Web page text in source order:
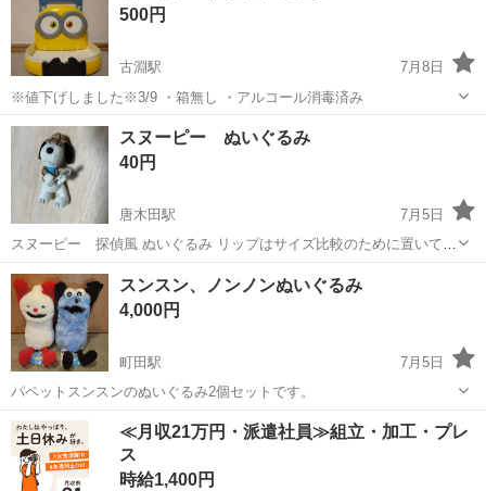
500円
古淵駅
7月8日
※値下げしました※3/9 ・箱無し ・アルコール消毒済み
東京 町田市 古淵駅 おもちゃ
スヌーピー ぬいぐるみ
40円
唐木田駅
7月5日
スヌーピー 探偵風 ぬいぐるみ リップはサイズ比較のために置いてま
すので、つきません。 ポスト投函での発送です。緩衝材なしです。 #
ぬいぐるみ #キーホルダー #ピーナッツ #人形 #スヌーピー #探
偵 #マスコッ...
東京 町田市
スンスン、ノンノンぬいぐるみ
4,000円
町田駅
7月5日
パペットスンスンのぬいぐるみ2個セットです。
東京 町田市 町田駅 おもちゃ セット
≪月収21万円・派遣社員≫組立・加工・プレ
ス
時給1,400円